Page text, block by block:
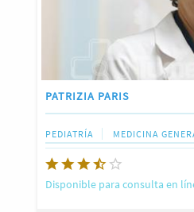
PATRIZIA PARIS
PEDIATRÍA MEDICINA
Disponible para consulta en